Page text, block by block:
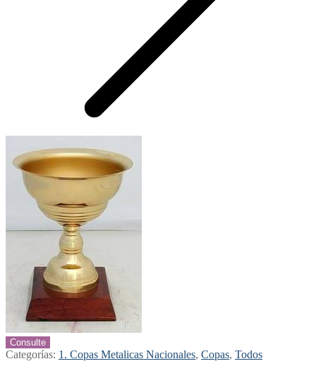
Consulte
Categorías: 1. Copas Metalicas Nacionales, Copas, Todos